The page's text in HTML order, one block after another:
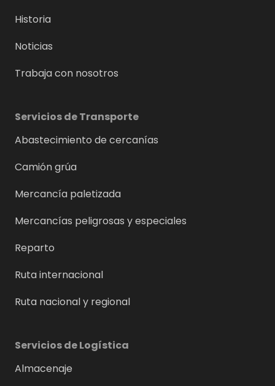
Historia
Noticias
Trabaja con nosotros
Servicios de Transporte
Abastecimiento de cercanías
Camión grúa
Mercancía paletizada
Mercancías peligrosas y especiales
Reparto
Ruta internacional
Ruta nacional y regional
Servicios de Logística
Almacenaje